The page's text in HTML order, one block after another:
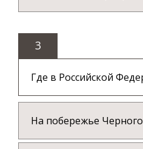
3
Где в Российской
На побережье